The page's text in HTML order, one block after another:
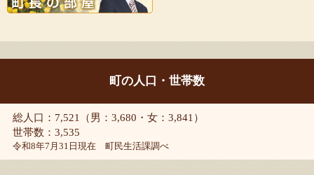
町の人口・世帯数
総人口：7,521（男：3,680・女：3,841）
世帯数：3,535
令和8年7月31日現在 町民生活課調べ